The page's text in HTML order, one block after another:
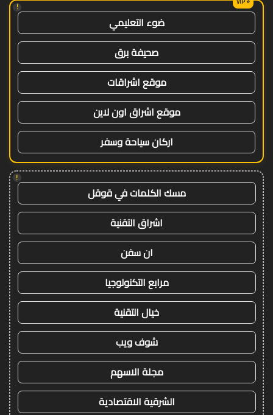
!
ضوء التعليمي
صحيفة برق
موقع اشراقات
موقع اشراق اون لاين
اركان سياحة وسفر
!
مسك الكلمات في قوقل
اشراق التقنية
ان سفن
مرابع التكنولوجيا
خيال التقنية
شوف ويب
مجلة الاسهم
الشرقية الاقتصادية